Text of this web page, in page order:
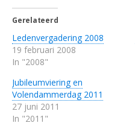
Gerelateerd
Ledenvergadering 2008
19 februari 2008
In "2008"
Jubileumviering en
Volendammerdag 2011
27 juni 2011
In "2011"